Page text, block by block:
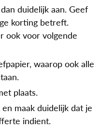
duidelijk aan. Geef
korting betreft.
ook voor volgende
waarop ook alle
plaats.
maak duidelijk dat je
indient.